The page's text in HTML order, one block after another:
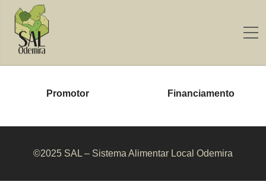
Promotor Financiamento
©2025 SAL – Sistema Alimentar Local Odemira